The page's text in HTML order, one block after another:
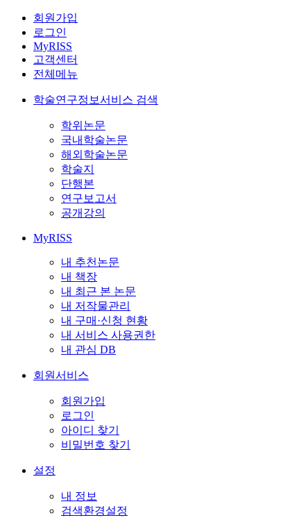
회원가입
로그인
MyRISS
고객센터
전체메뉴
학술연구정보서비스 검색
학위논문
국내학술논문
해외학술논문
학술지
단행본
연구보고서
공개강의
MyRISS
내 추천논문
내 책장
내 최근 본 논문
내 저작물관리
내 구매·신청 현황
내 서비스 사용권한
내 관심 DB
회원서비스
회원가입
로그인
아이디 찾기
비밀번호 찾기
설정
내 정보
검색환경설정